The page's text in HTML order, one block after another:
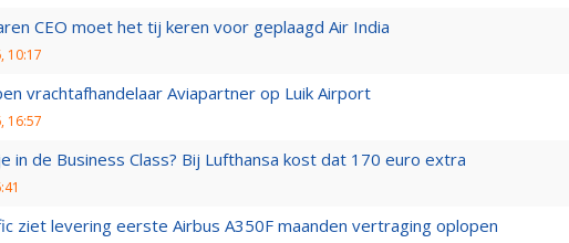
CEO moet het tij keren voor geplaagd Air India
10:17
vrachtafhandelaar Aviapartner op Luik Airport
16:57
in de Business Class? Bij Lufthansa kost dat 170 euro extra
ziet levering eerste Airbus A350F maanden vertraging oplopen